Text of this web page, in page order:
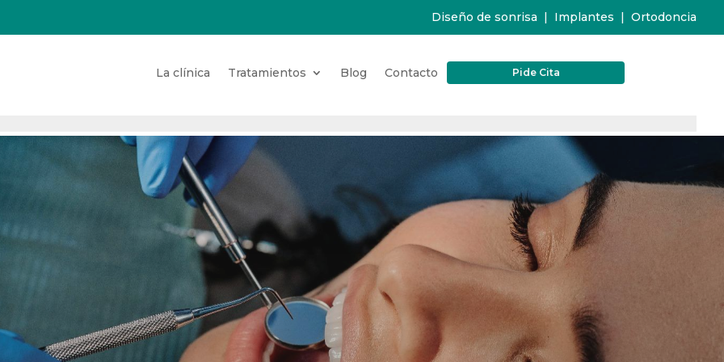
Diseño de sonrisa | Implantes |Ortodoncia
La clínica Tratamientos Blog Contacto Pide Cita